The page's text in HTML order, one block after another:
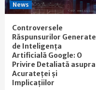
News
Controversele
Răspunsurilor Generate
de Inteligența
Artificială Google: O
Privire Detaliată asupra
Acurateței și
Implicațiilor